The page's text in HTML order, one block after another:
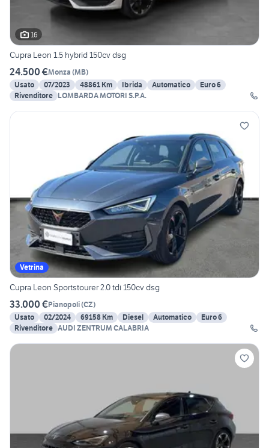
16
Cupra Leon 1.5 hybrid 150cv dsg
24.500 €Monza (MB)
Usato
07/2023 48861 Km Ibrida Automatico
Euro 6
Rivenditore LOMBARDA MOTORI S.P.A.
Vetrina
Cupra Leon Sportstourer 2.0 tdi 150cv dsg
33.000 €Pianopoli(CZ)
Usato
02/2024 69158 Km Diesel Automatico
Euro 6
Rivenditore AUDI ZENTRUM CALABRIA